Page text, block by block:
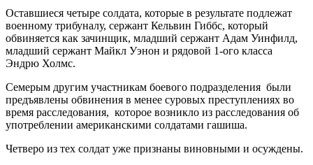
Оставшиеся четыре солдата, которые в результате подлежат
военному трибуналу, сержант Кельвин Гиббс, который
обвиняется как зачинщик, младший сержант Адам Уинфилд,
младший сержант Майкл Уэнон и рядовой 1-ого класса
Эндрю Холмс.
Семерым другим участникам боевого подразделения были
предъявлены обвинения в менее суровых преступлениях во
время расследования, которое возникло из расследования об
употреблении американскими солдатами гашиша.
Четверо из тех солдат уже признаны виновными и осуждены.